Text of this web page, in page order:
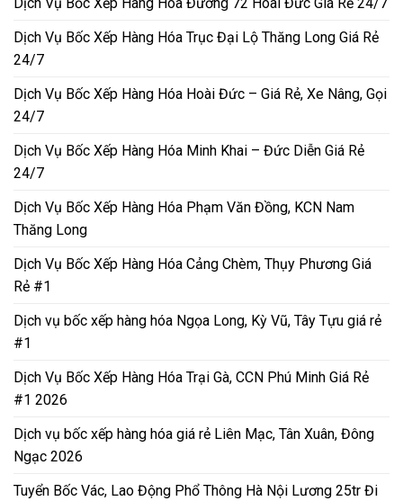
Dịch Vụ Bốc Xếp Hàng Hóa Trục Đại Lộ Thăng Long Giá Rẻ
24/7
Dịch Vụ Bốc Xếp Hàng Hóa Hoài Đức – Giá Rẻ, Xe Nâng, Gọi
24/7
Dịch Vụ Bốc Xếp Hàng Hóa Minh Khai – Đức Diễn Giá Rẻ
24/7
Dịch Vụ Bốc Xếp Hàng Hóa Phạm Văn Đồng, KCN Nam
Thăng Long
Dịch Vụ Bốc Xếp Hàng Hóa Cảng Chèm, Thụy Phương Giá
Rẻ #1
Dịch vụ bốc xếp hàng hóa Ngọa Long, Kỳ Vũ, Tây Tựu giá rẻ
#1
Dịch Vụ Bốc Xếp Hàng Hóa Trại Gà, CCN Phú Minh Giá Rẻ
#1 2026
Dịch vụ bốc xếp hàng hóa giá rẻ Liên Mạc, Tân Xuân, Đông
Ngạc 2026
Tuyển Bốc Vác, Lao Động Phổ Thông Hà Nội Lương 25tr Đi